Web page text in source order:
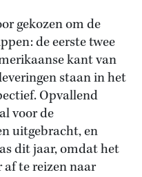
gekozen om de
de eerste twee
kant van
staan in het
Opvallend
voor de
uitgebracht, en
dit jaar, omdat het
te reizen naar